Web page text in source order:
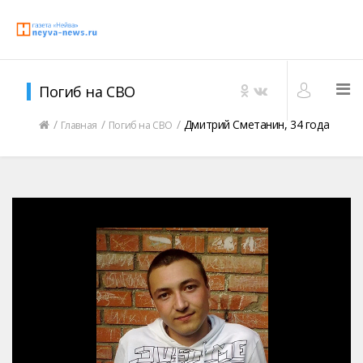
Погиб на СВО
Главная Погиб на СВО Дмитрий Сметанин, 34 года